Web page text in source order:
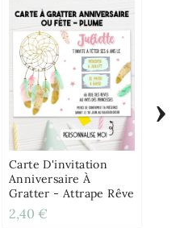
Carte D'invitation
Anniversaire À
Gratter - Attrape Rêve
2,40 €
›